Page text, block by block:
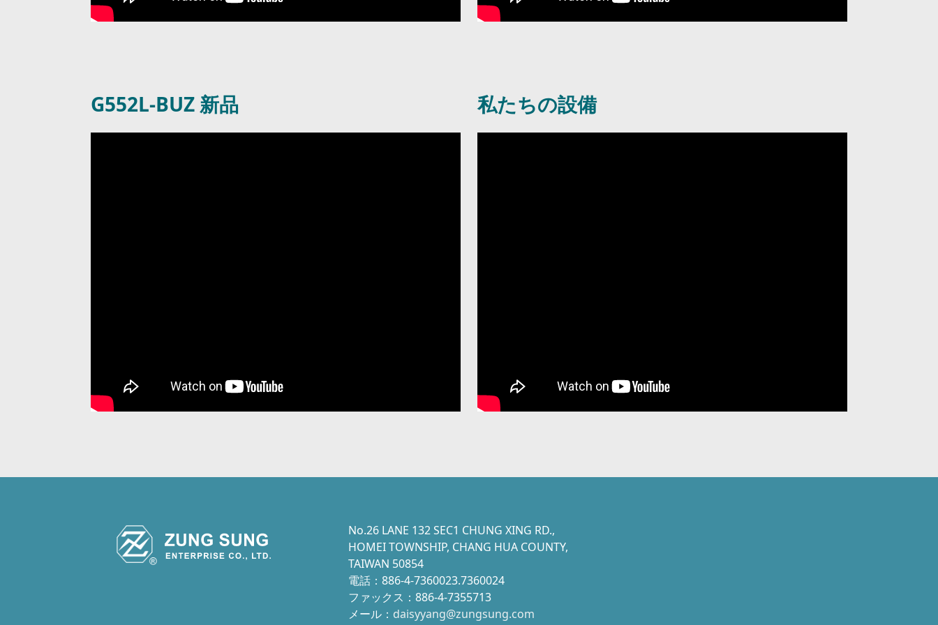
G552L-BUZ 新品 私たちの設備
No.26 LANE 132 SEC1 CHUNG XING RD.,
HOMEI TOWNSHIP, CHANG HUA COUNTY,
TAIWAN 50854
電話：886-4-7360023.7360024
ファックス：886-4-7355713
メール： daisyyang@zungsung.com